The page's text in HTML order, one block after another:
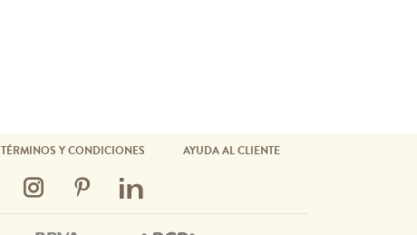
TÉRMINOS Y CONDICIONES AYUDA AL CLIENTE